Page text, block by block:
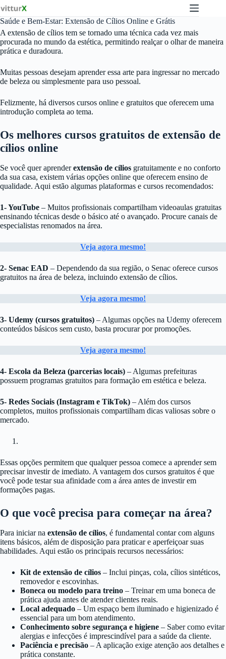
Pular
para
o
conteúdo
Saúde e Bem-Estar: Extensão de Cílios Online e Grátis
A extensão de cílios tem se tornado uma técnica cada vez mais
procurada no mundo da estética, permitindo realçar o olhar de maneira
prática e duradoura.
Muitas pessoas desejam aprender essa arte para ingressar no mercado
de beleza ou simplesmente para uso pessoal.
Felizmente, há diversos cursos online e gratuitos que oferecem uma
introdução completa ao tema.
Os melhores cursos gratuitos de extensão de
cílios online
Se você quer aprenderextensão de cílios gratuitamente e no conforto
da sua casa, existem várias opções online que oferecem ensino de
qualidade. Aqui estão algumas plataformas e cursos recomendados:
1- YouTube – Muitos profissionais compartilham videoaulas gratuitas
ensinando técnicas desde o básico até o avançado. Procure canais de
especialistas renomados na área.
Veja agora mesmo!
2- Senac EAD – Dependendo da sua região, o Senac oferece cursos
gratuitos na área de beleza, incluindo extensão de cílios.
Veja agora mesmo!
3- Udemy (cursos gratuitos) – Algumas opções na Udemy oferecem
conteúdos básicos sem custo, basta procurar por promoções.
Veja agora mesmo!
4- Escola da Beleza (parcerias locais) – Algumas prefeituras
possuem programas gratuitos para formação em estética e beleza.
5- Redes Sociais (Instagram e TikTok) – Além dos cursos
completos, muitos profissionais compartilham dicas valiosas sobre o
mercado.
Essas opções permitem que qualquer pessoa comece a aprender sem
precisar investir de imediato. A vantagem dos cursos gratuitos é que
você pode testar sua afinidade com a área antes de investir em
formações pagas.
O que você precisa para começar na área?
Para iniciar na extensão de cílios, é fundamental contar com alguns
itens básicos, além de disposição para praticar e aperfeiçoar suas
habilidades. Aqui estão os principais recursos necessários:
Kit de extensão de cílios – Inclui pinças, cola, cílios sintéticos,
removedor e escovinhas.
Boneca ou modelo para treino – Treinar em uma boneca de
prática ajuda antes de atender clientes reais.
Local adequado – Um espaço bem iluminado e higienizado é
essencial para um bom atendimento.
Conhecimento sobre segurança e higiene – Saber como evitar
alergias e infecções é imprescindível para a saúde da cliente.
Paciência e precisão – A aplicação exige atenção aos detalhes e
prática constante.